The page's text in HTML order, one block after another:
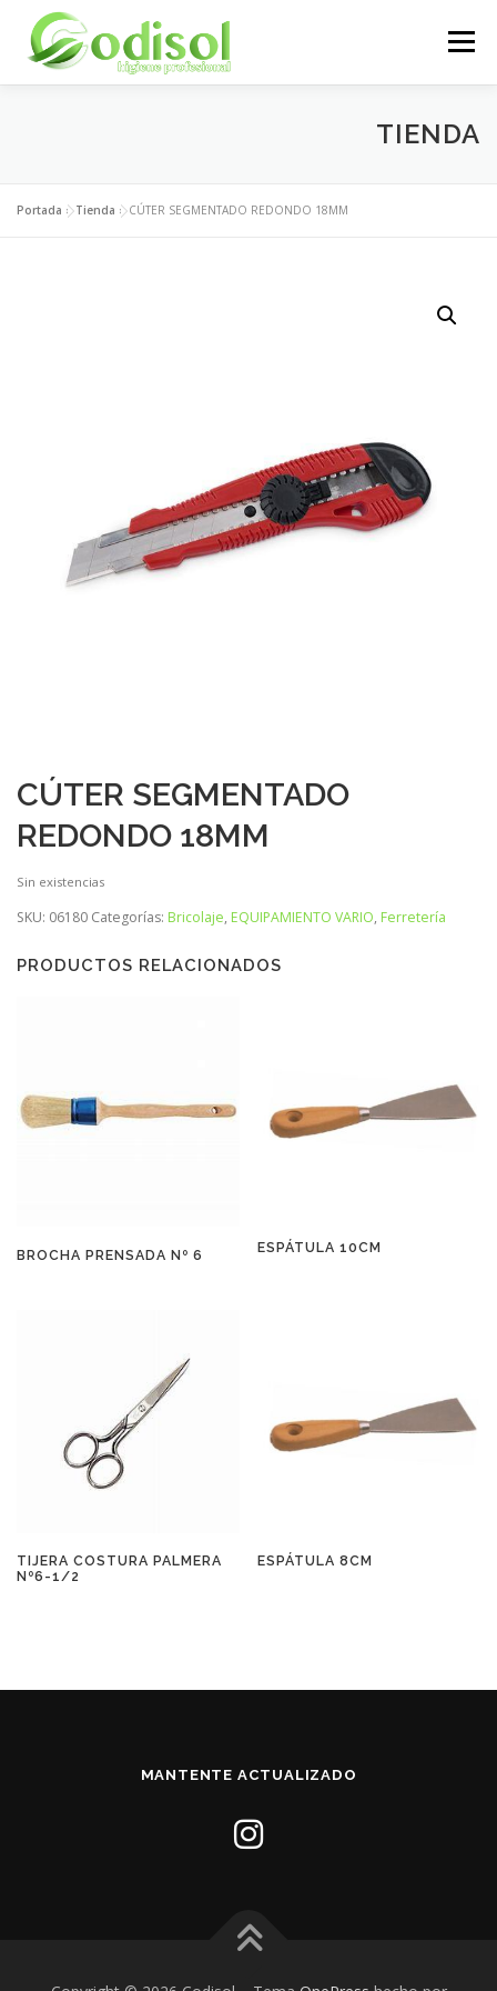
contenido
Menú
ÁREA CLIENTES CONTACTO
TIENDA
Portada »Tienda »CÚTER SEGMENTADO REDONDO 18MM
CÚTER SEGMENTADO
REDONDO 18MM
Sin existencias
SKU: 06180 Categorías: Bricolaje, EQUIPAMIENTO VARIO, Ferretería
PRODUCTOS RELACIONADOS
BROCHA PRENSADA Nº 6 ESPÁTULA 10CM
TIJERA COSTURA PALMERA
Nº6-1/2
ESPÁTULA 8CM
MANTENTE ACTUALIZADO